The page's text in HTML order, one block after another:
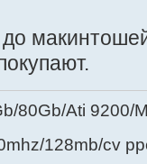
до
80Gb/Ati 9200/
128mb/cv